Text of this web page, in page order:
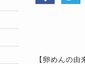
【卵めんの由